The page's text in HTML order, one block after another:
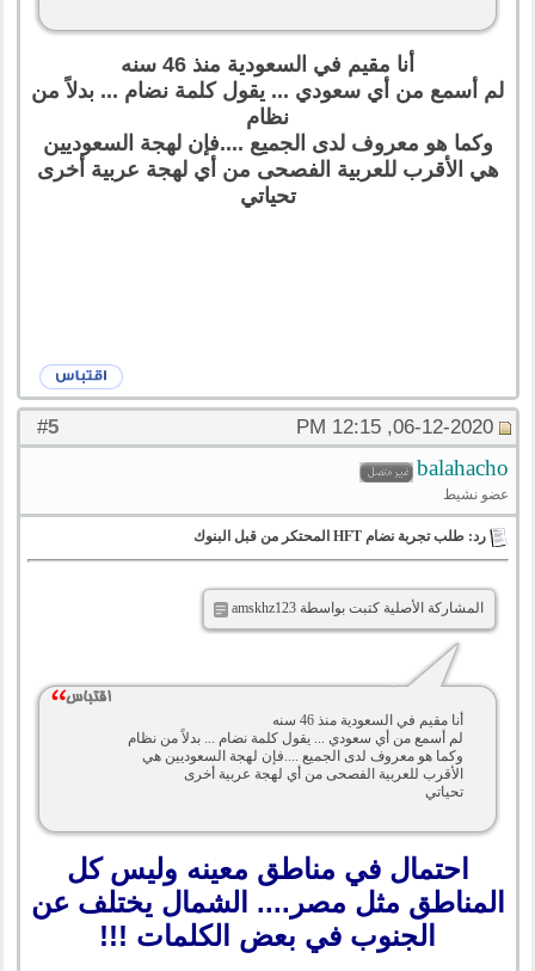
أنا مقيم في السعودية منذ 46 سنه
لم أسمع من أي سعودي ... يقول كلمة نضام ... بدلاً من
نظام
وكما هو معروف لدى الجميع ....فإن لهجة السعوديين
هي الأقرب للعربية الفصحى من أي لهجة عربية أخرى
تحياتي
#
5 06-12-2020, 12:15 PM
balahacho
عضو نشيط
رد: طلب تجربة نضام HFT المحتكر من قبل البنوك
المشاركة الأصلية كتبت بواسطة amskhz123
أنا مقيم في السعودية منذ 46 سنه
لم أسمع من أي سعودي ... يقول كلمة نضام ... بدلاً من نظام
وكما هو معروف لدى الجميع ....فإن لهجة السعوديين هي
الأقرب للعربية الفصحى من أي لهجة عربية أخرى
تحياتي
احتمال في مناطق معينه وليس كل
المناطق مثل مصر.... الشمال يختلف عن
الجنوب في بعض الكلمات !!!